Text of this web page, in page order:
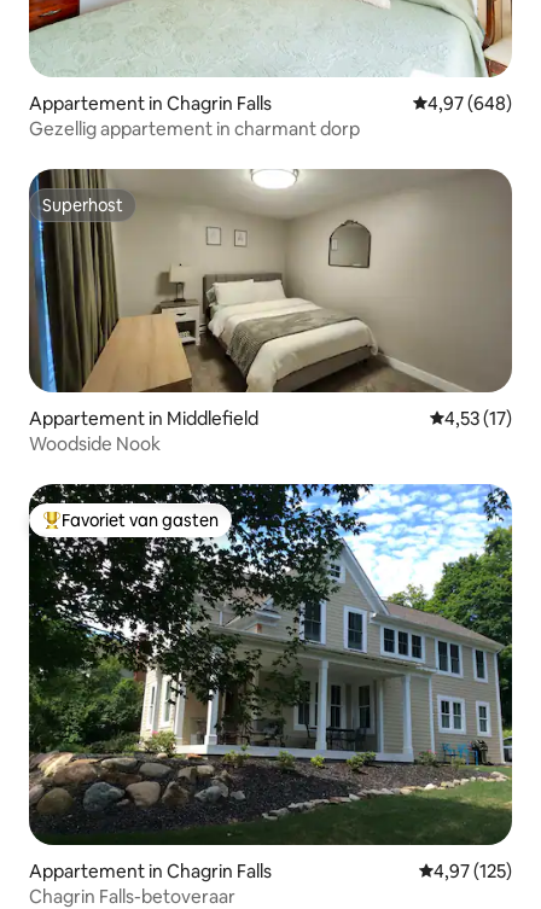
Appartement in Chagrin Falls Gemiddelde
4,97 (648)
Gezellig appartement in charmant dorp
Superhost
Superhost
Appartement in Middlefield Gemiddelde
4,53 (17)
Woodside Nook
Topfavoriet van gasten
Favoriet van gasten
Appartement in Chagrin Falls Gemiddelde
4,97 (125)
Chagrin Falls-betoveraar